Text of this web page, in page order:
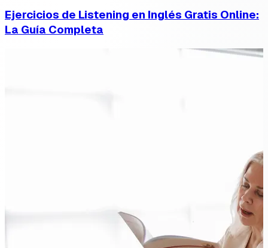
Ejercicios de Listening en Inglés Gratis Online:
La Guía Completa